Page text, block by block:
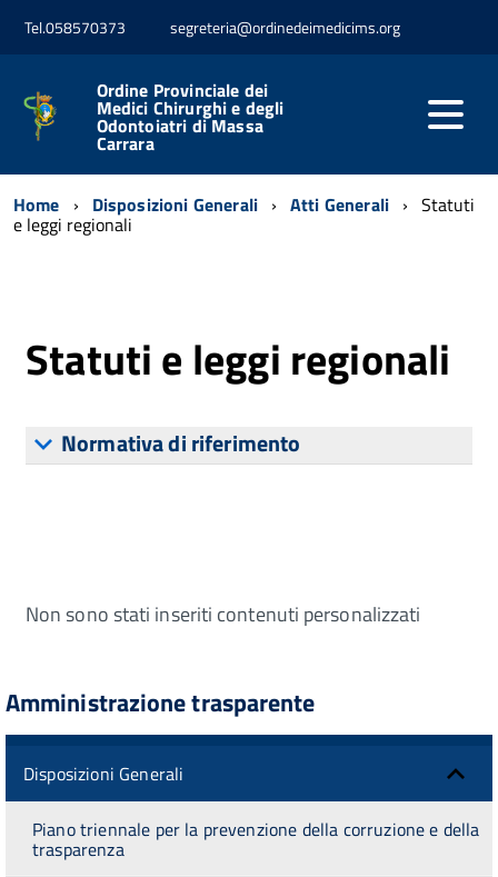
Tel.058570373 segreteria@ordinedeimedicims.org
Ordine Provinciale dei
Medici Chirurghi e degli
Odontoiatri di Massa
Carrara
Home Disposizioni Generali Atti Generali Statuti
e leggi regionali
Statuti e leggi regionali
Normativa di riferimento
Non sono stati inseriti contenuti personalizzati
Amministrazione trasparente
Disposizioni Generali
Piano triennale per la prevenzione della corruzione e della
trasparenza